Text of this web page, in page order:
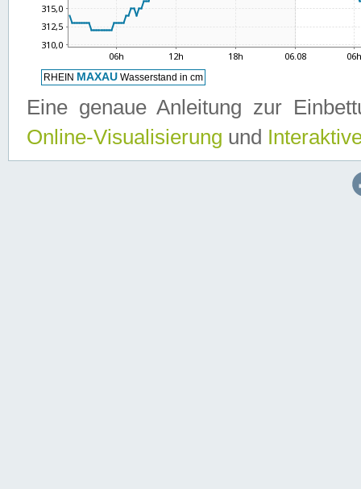
Eine genaue Anleitung zur
Online-Visualisierung und